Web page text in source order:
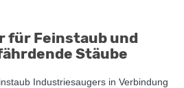
für Feinstaub und
Stäube
Industriesaugers in Verbindung